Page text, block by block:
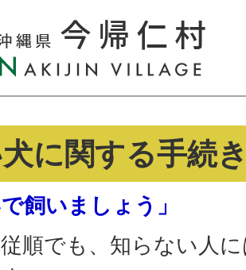
に関する手続
飼いましょう」
順でも、知らない人